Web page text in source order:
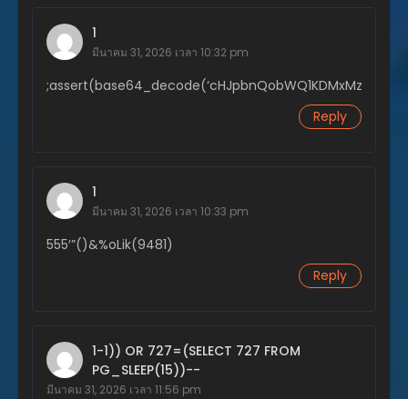
ตอนที่ 81
ธันวาคม 5, 2023
ตอนที่ 80
ธันวาคม 1, 2023
ตอนที่ 78
พฤศจิกายน 25, 2023
ตอนที่ 76
ตอนที่ 75
พฤศจิกายน 22, 2023
1
มีนาคม 31, 2026 เวลา 10:32 pm
Reply
1
มีนาคม 31, 2026 เวลา 10:33 pm
555′”()&%oLik(9481)
Reply
1-1)) OR 727=(SELECT 727 FROM
PG_SLEEP(15))--
มีนาคม 31, 2026 เวลา 11:56 pm